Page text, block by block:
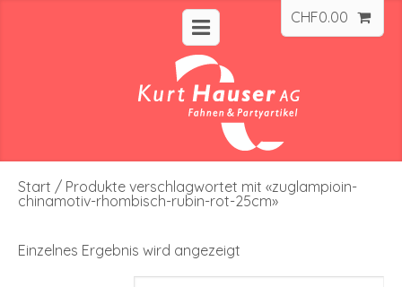
CHF0.00
Start / Produkte verschlagwortet mit «zuglampioin-
chinamotiv-rhombisch-rubin-rot-25cm»
Einzelnes Ergebnis wird angezeigt